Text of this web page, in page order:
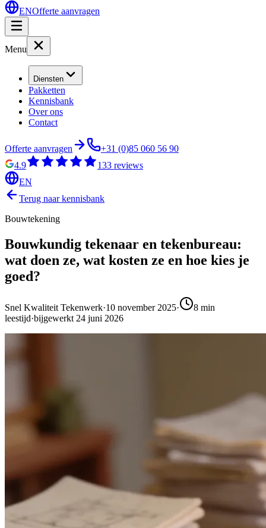
ENOfferte aanvragen
Menu
Diensten
Pakketten
Kennisbank
Over ons
Contact
Offerte aanvragen
+31 (0)85 060 56 90
4.9
133 reviews
EN
Terug naar kennisbank
Bouwtekening
Bouwkundig tekenaar en tekenbureau:
wat doen ze, wat kosten ze en hoe kies je
goed?
Snel Kwaliteit Tekenwerk·10 november 2025· 8 min
leestijd·bijgewerkt 24 juni 2026